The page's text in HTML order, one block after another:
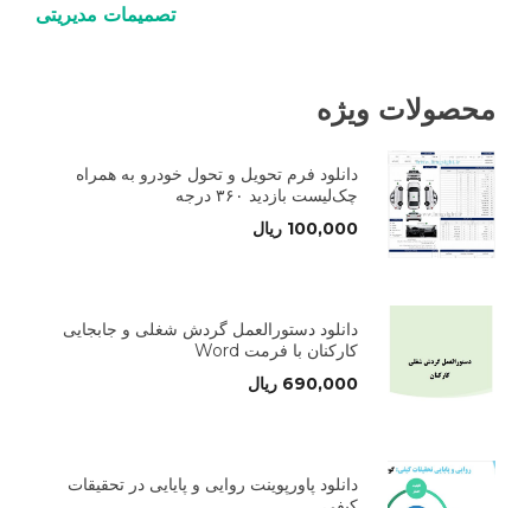
تصمیمات مدیریتی
محصولات ویژه
دانلود فرم تحویل و تحول خودرو به همراه
چک‌لیست بازدید ۳۶۰ درجه
100,000 ریال
دانلود دستورالعمل گردش شغلی و جابجایی
کارکنان با فرمت Word
690,000 ریال
دانلود پاورپوینت روایی و پایایی در تحقیقات